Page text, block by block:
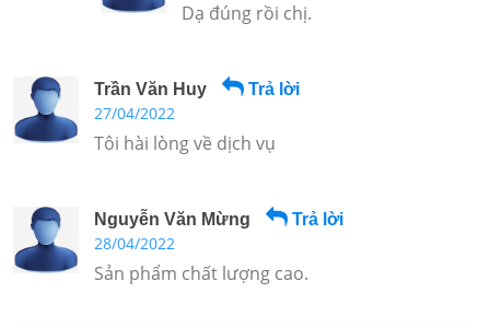
Dạ đúng rồi chị.
Trần Văn Huy Trả lời
27/04/2022
Tôi hài lòng về dịch vụ
Nguyễn Văn Mừng Trả lời
28/04/2022
Sản phẩm chất lượng cao.